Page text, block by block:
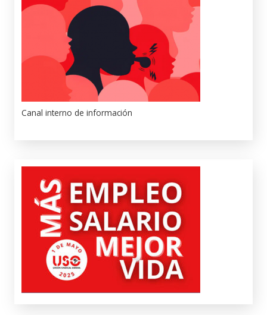
Canal interno de información